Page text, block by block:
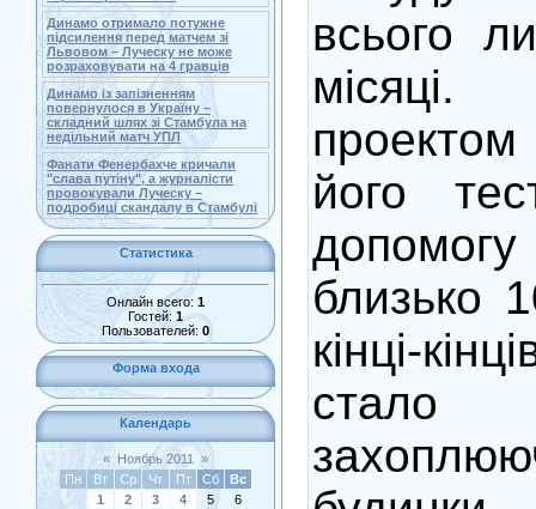
Динамо отримало потужне
підсилення перед матчем зі
Львовом – Луческу не може
розраховувати на 4 гравців
Динамо із запізненням
повернулося в Україну –
складний шлях зі Стамбула на
недільний матч УПЛ
Фанати Фенербахче кричали
"слава путіну", а журналісти
провокували Луческу –
подробиці скандалу в Стамбулі
Статистика
Онлайн всего: 1
Гостей: 1
Пользователей: 0
Форма входа
Календарь
« Ноябрь 2011
»
Пн
Вт Ср Чт Пт Сб
Вс
1
2 3 4 5
6
всього
його
близько
кінці-
стало